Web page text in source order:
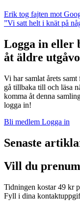
Erik tog fajten mot
”Vi satt helt i knät på
Logga in eller
åt äldre
Vi har samlat årets
gå tillbaka till och läsa
komma åt denna
logga in!
Bli medlem Logga in
Senaste
Vill du
Tidningen kostar 49 kr
Fyll i dina